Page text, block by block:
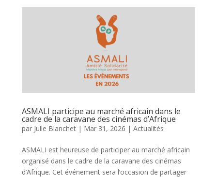
ASMALI participe au marché africain dans le
cadre de la caravane des cinémas d’Afrique
par Julie Blanchet| Mar 31, 2026 | Actualités
ASMALI est heureuse de participer au marché africain
organisé dans le cadre de la caravane des cinémas
d’Afrique. Cet événement sera l’occasion de partager